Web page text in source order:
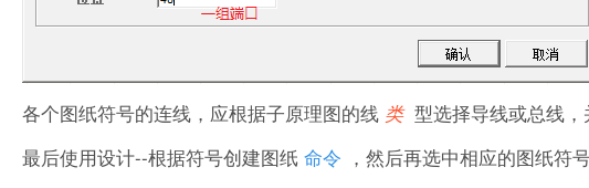
各个图纸符号的连线，应根据子原理图的线 类 型选择导线或总线，
最后使用设计--根据符号创建图纸 命令 ，然后再选中相应的图纸符